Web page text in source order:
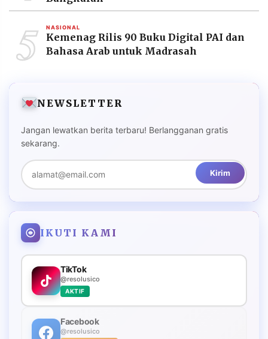
5 NASIONAL
Kemenag Rilis 90 Buku Digital PAI dan
Bahasa Arab untuk Madrasah
NEWSLETTER
Jangan lewatkan berita terbaru! Berlangganan gratis
sekarang.
Kirim
IKUTI KAMI
TikTok
@resolusico
AKTIF
Facebook
@resolusico